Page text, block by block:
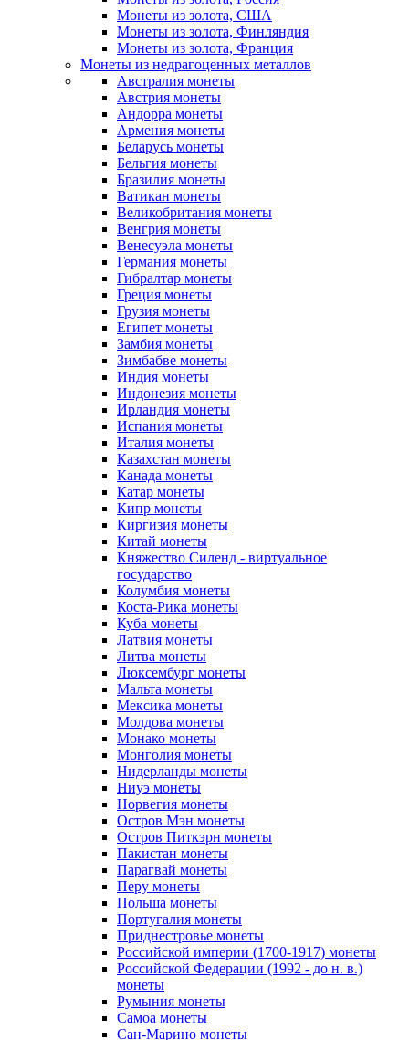
Монеты из золота, США
Монеты из золота, Финляндия
Монеты из золота, Франция
Монеты из недрагоценных металлов
Австралия монеты
Австрия монеты
Андорра монеты
Армения монеты
Беларусь монеты
Бельгия монеты
Бразилия монеты
Ватикан монеты
Великобритания монеты
Венгрия монеты
Венесуэла монеты
Германия монеты
Гибралтар монеты
Греция монеты
Грузия монеты
Египет монеты
Замбия монеты
Зимбабве монеты
Индия монеты
Индонезия монеты
Ирландия монеты
Испания монеты
Италия монеты
Казахстан монеты
Канада монеты
Катар монеты
Кипр монеты
Киргизия монеты
Китай монеты
Княжество Силенд - виртуальное
государство
Колумбия монеты
Коста-Рика монеты
Куба монеты
Латвия монеты
Литва монеты
Люксембург монеты
Мальта монеты
Мексика монеты
Молдова монеты
Монако монеты
Монголия монеты
Нидерланды монеты
Ниуэ монеты
Норвегия монеты
Остров Мэн монеты
Остров Питкэрн монеты
Пакистан монеты
Парагвай монеты
Перу монеты
Польша монеты
Португалия монеты
Приднестровье монеты
Российской империи (1700-1917) монеты
Российской Федерации (1992 - до н. в.)
монеты
Румыния монеты
Самоа монеты
Сан-Марино монеты